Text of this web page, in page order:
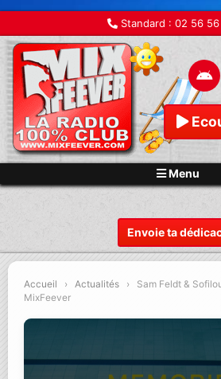
Standard : 02 56 56
Menu
Envoie ta
Accueil › Actualités ›
Sam Feldt &
MixFeever